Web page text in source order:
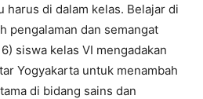
harus di dalam kelas. Belajar di
pengalaman dan semangat
siswa kelas VI mengadakan
Yogyakarta untuk menambah
di bidang sains dan